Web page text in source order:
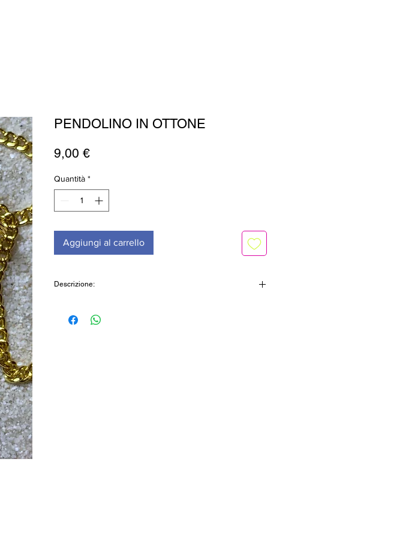
PENDOLINO IN OTTONE
9,00 €Prezzo
Quantità *
Aggiungi al carrello
Descrizione: